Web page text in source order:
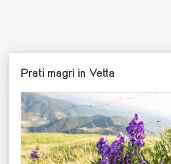
Prati magri in Vetta